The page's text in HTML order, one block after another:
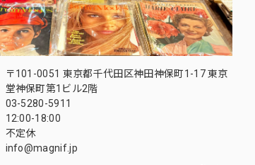
〒101-0051 東京都千代田区神田神保町1-17 東京
堂神保町第1ビル2階
03-5280-5911
12:00-18:00
不定休
info@magnif.jp